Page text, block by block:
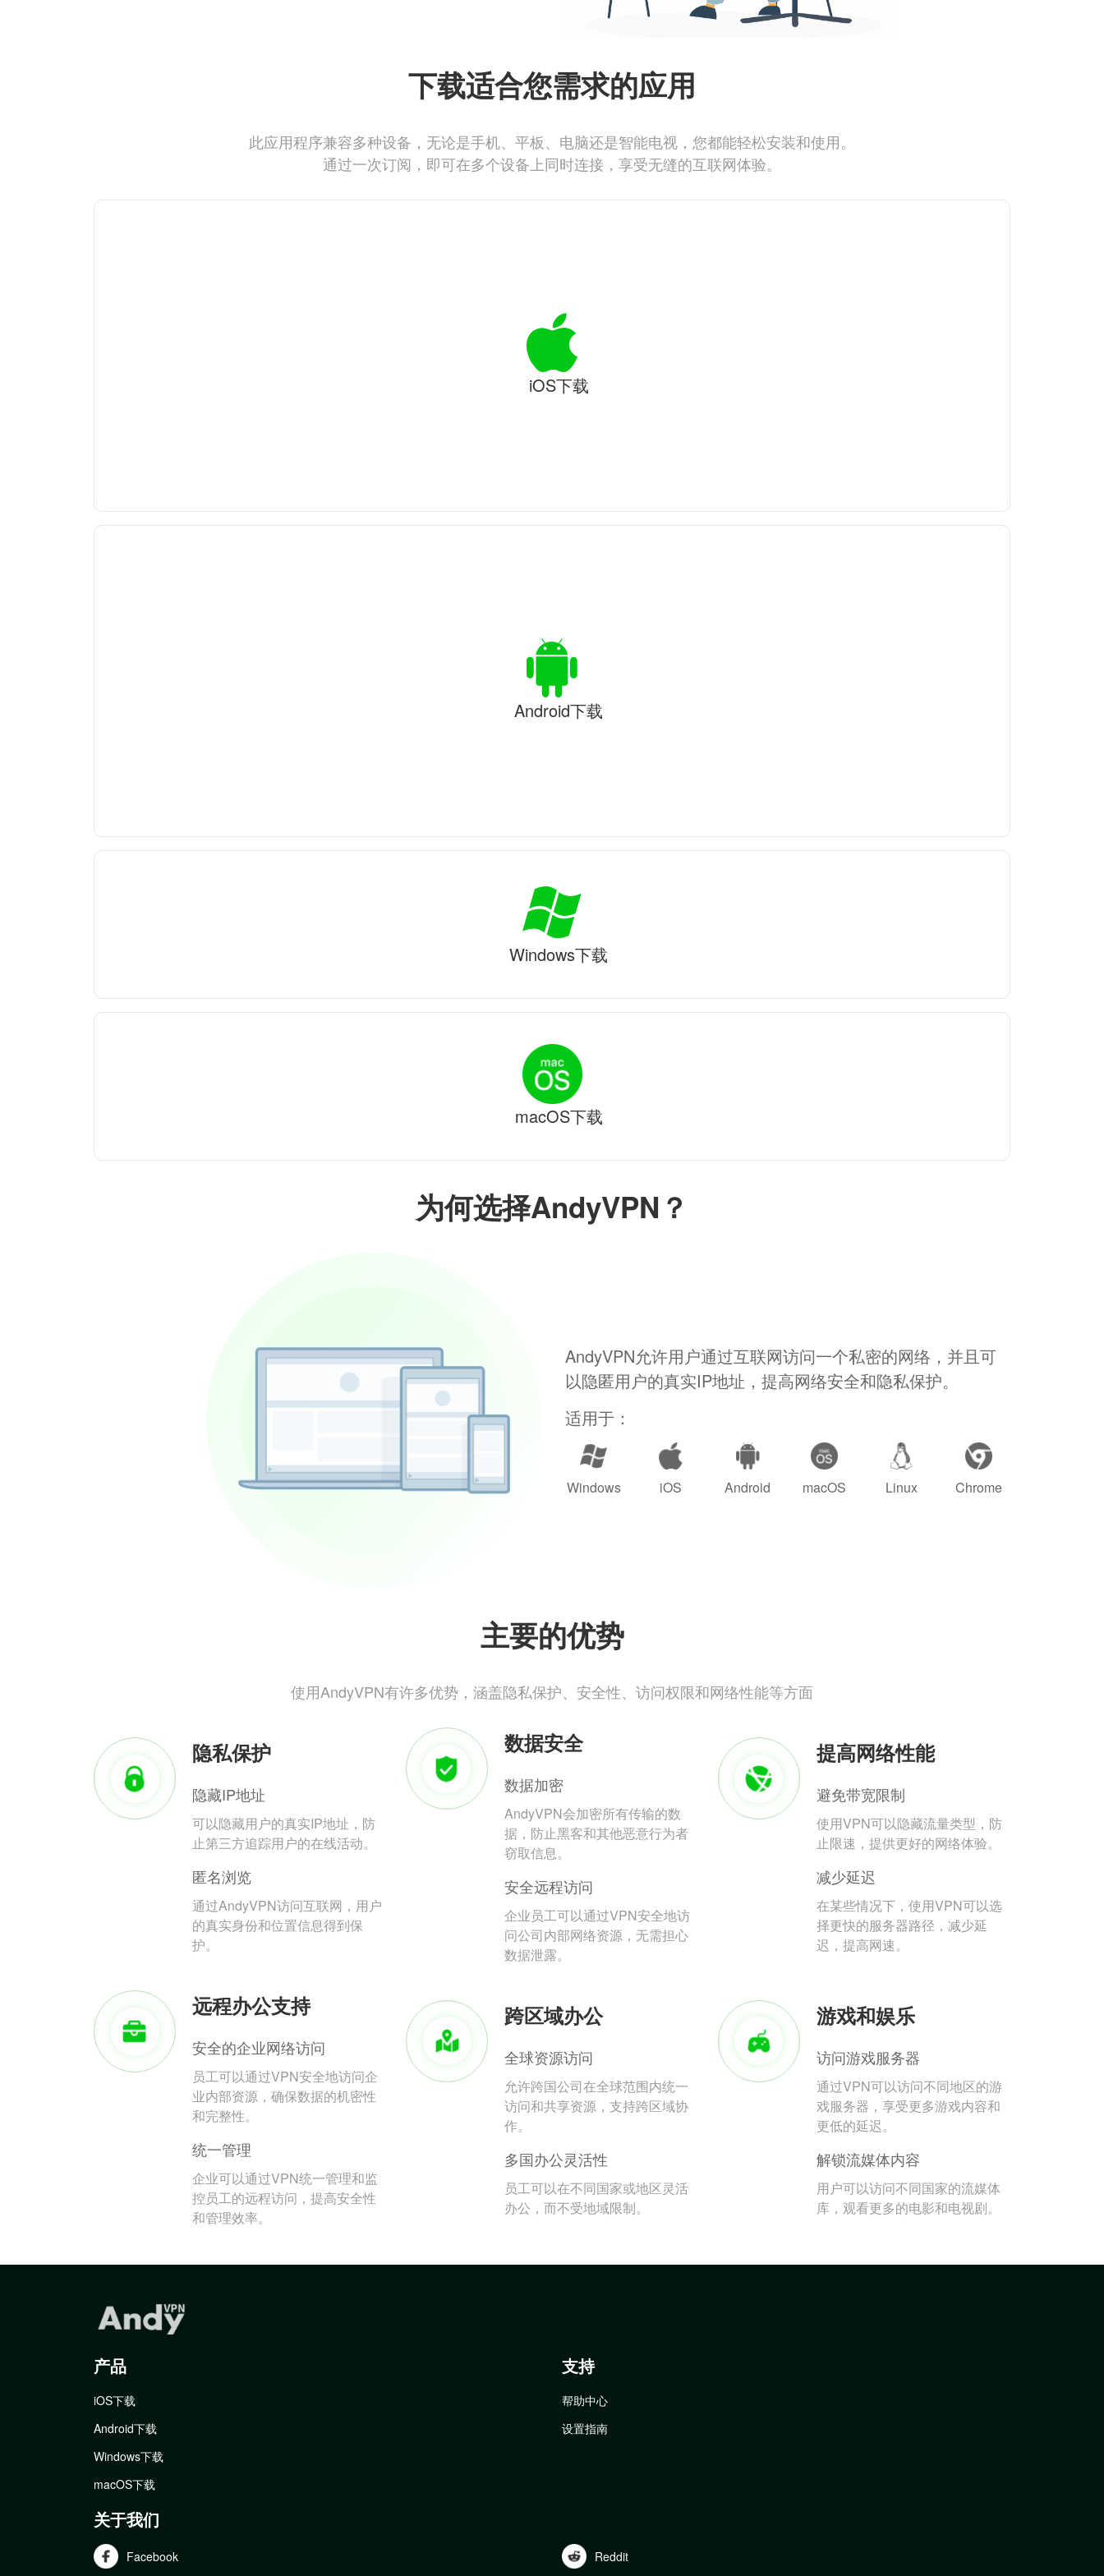
为何选择AndyVPN？
AndyVPN允许用户通过互联网访问一个私密的网络，并且可
以隐匿用户的真实IP地址，提高网络安全和隐私保护。
适用于：
Windows iOS Android macOS Linux Chrome
主要的优势
使用AndyVPN有许多优势，涵盖隐私保护、安全性、访问权限和网络性能等方面
隐私保护
隐藏IP地址
可以隐藏用户的真实IP地址，防
止第三方追踪用户的在线活动。
匿名浏览
通过AndyVPN访问互联网，用户
的真实身份和位置信息得到保
护。
数据安全
数据加密
AndyVPN会加密所有传输的数
据，防止黑客和其他恶意行为者
窃取信息。
安全远程访问
企业员工可以通过VPN安全地访
问公司内部网络资源，无需担心
数据泄露。
提高网络性能
避免带宽限制
使用VPN可以隐藏流量类型，防
止限速，提供更好的网络体验。
减少延迟
在某些情况下，使用VPN可以选
择更快的服务器路径，减少延
迟，提高网速。
远程办公支持
安全的企业网络访问
员工可以通过VPN安全地访问企
业内部资源，确保数据的机密性
和完整性。
统一管理
企业可以通过VPN统一管理和监
控员工的远程访问，提高安全性
和管理效率。
跨区域办公
全球资源访问
允许跨国公司在全球范围内统一
访问和共享资源，支持跨区域协
作。
多国办公灵活性
员工可以在不同国家或地区灵活
办公，而不受地域限制。
游戏和娱乐
访问游戏服务器
通过VPN可以访问不同地区的游
戏服务器，享受更多游戏内容和
更低的延迟。
解锁流媒体内容
用户可以访问不同国家的流媒体
库，观看更多的电影和电视剧。
下载适合您需求的应用
此应用程序兼容多种设备，无论是手机、平板、电脑还是智能电视，您都能轻松安装和使用。
通过一次订阅，即可在多个设备上同时连接，享受无缝的互联网体验。
iOS下载
Android下载
Windows下载
macOS下载
产品
iOS下载
Android下载
Windows下载
macOS下载
支持
帮助中心
设置指南
关于我们
Facebook Reddit